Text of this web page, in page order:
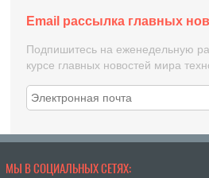
Email рассылка главных
Подпишитесь на еженедельную
курсе главных новостей мира
МЫ В СОЦИАЛЬНЫХ СЕТЯХ: